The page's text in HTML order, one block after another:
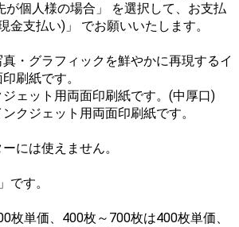
が個人様の場合」 を選択して、お支払
金支払い)」 でお願いいたします。
真・グラフィックを鮮やかに再現するイ
刷紙です。
ジェット用両面印刷紙です。(中厚口)
クジェット用両面印刷紙です。
には使えません。
です。
枚単価、400枚～700枚は400枚単価、